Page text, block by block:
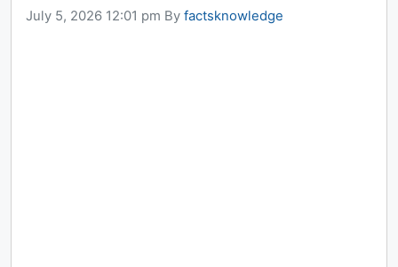
July 5, 2026 12:01 pm By factsknowledge